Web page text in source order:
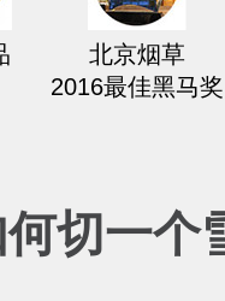
北京烟草
2016最佳黑马奖
切一个